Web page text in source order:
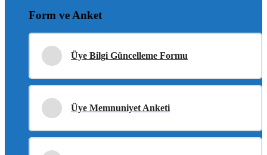
Form ve Anket
Üye Bilgi Güncelleme Formu
Üye Memnuniyet Anketi